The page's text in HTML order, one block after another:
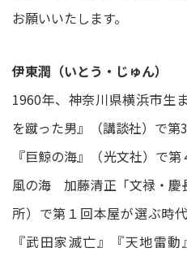
お願いいたします。
伊東潤（いとう・じゅん）
1960年、神奈川県横浜市生
を蹴った男』（講談社）で第
『巨鯨の海』（光文社）で
風の海 加藤清正「文禄・慶
所）で第１回本屋が選ぶ時
『武田家滅亡』『天地雷